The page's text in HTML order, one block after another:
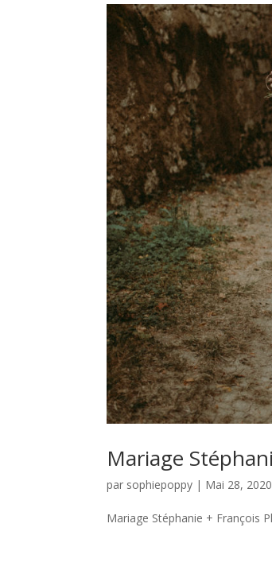
Mariage
par sophiepoppy | Mai 28, 2020
Mariage Stéphanie + François